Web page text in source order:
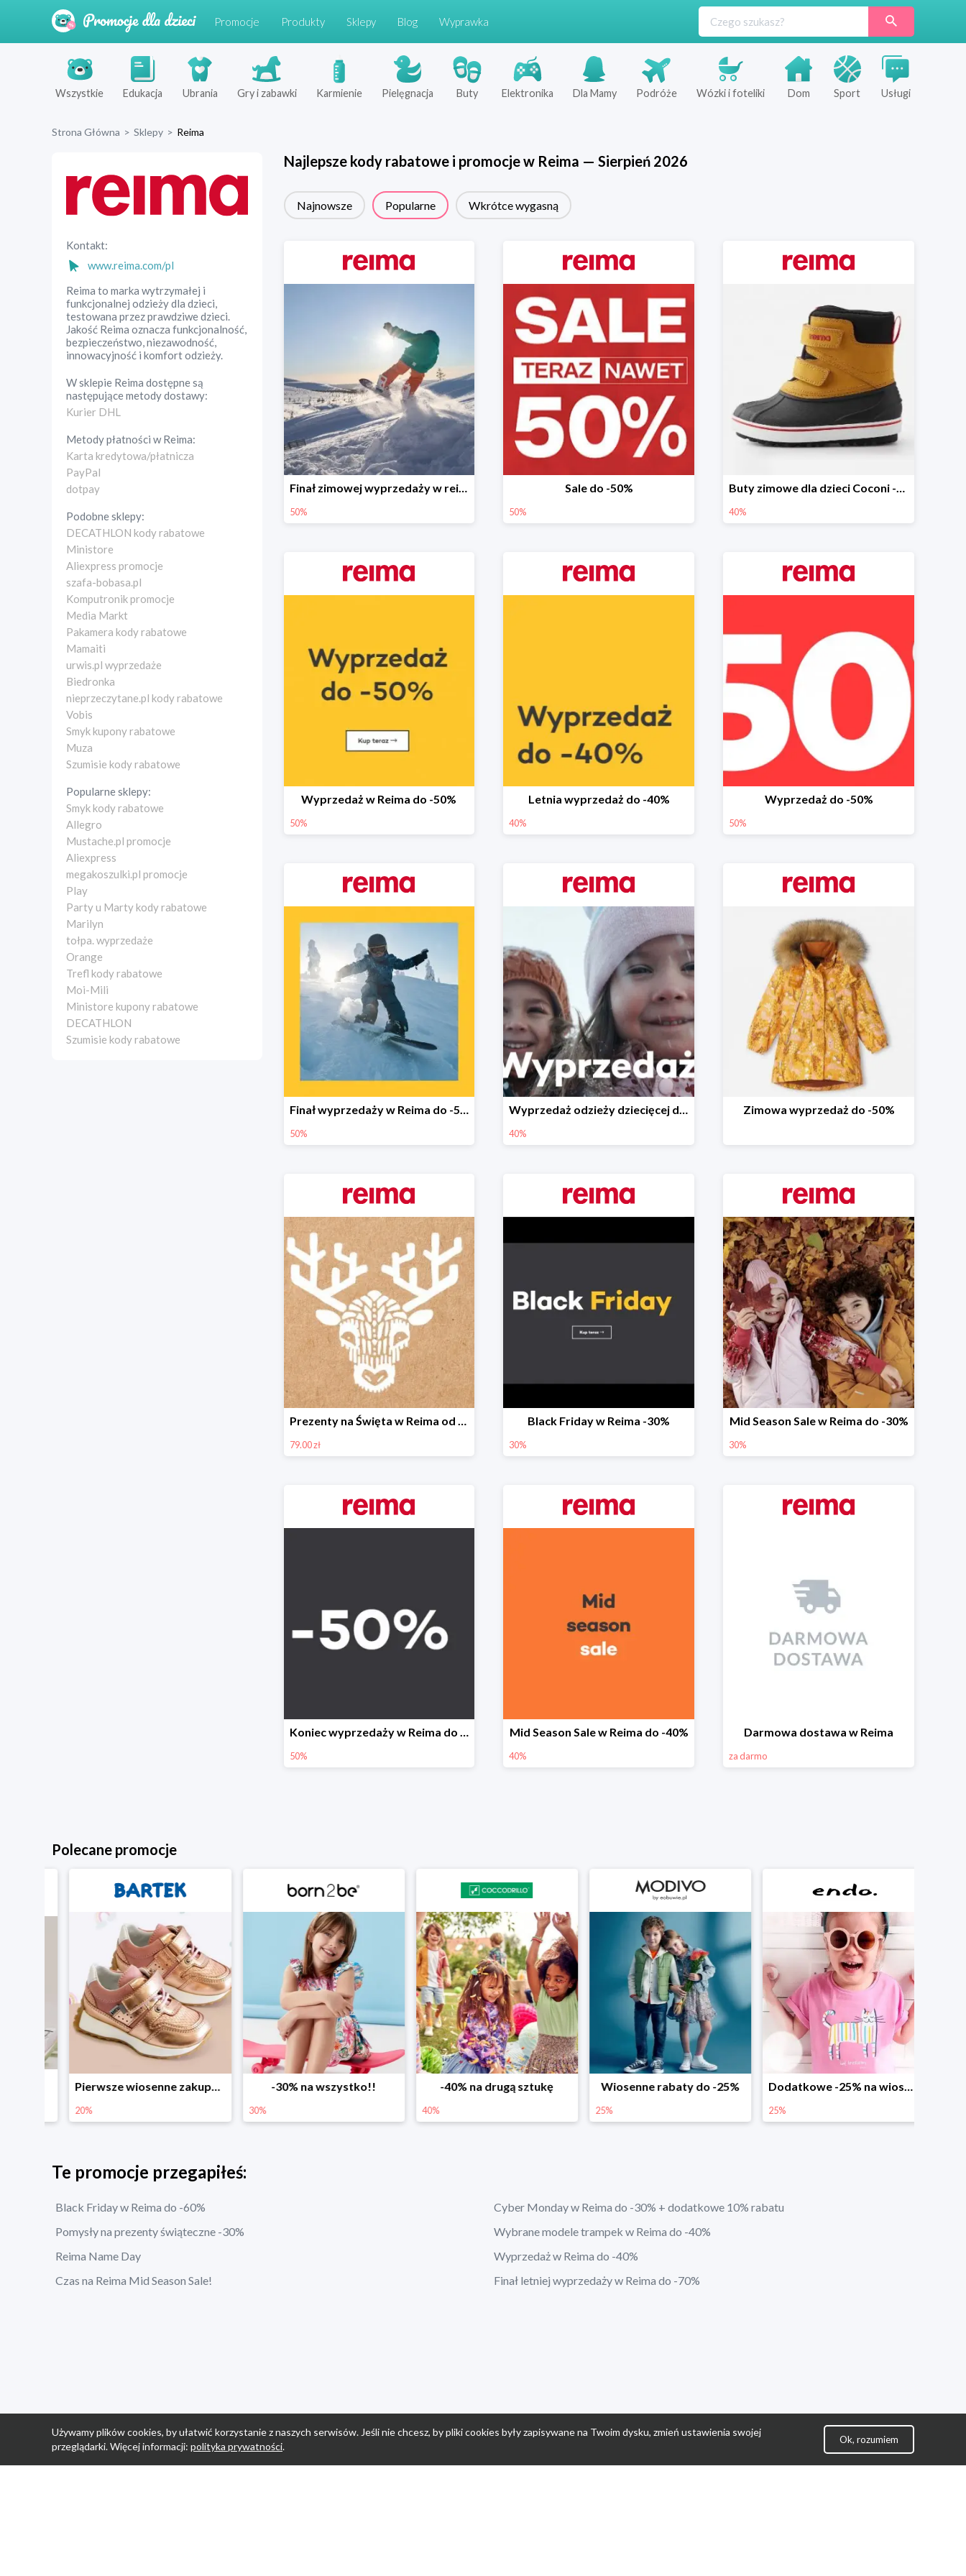
Promocje Produkty Sklepy Blog Wyprawka
Wszystkie Edukacja Ubrania Gry i zabawki Karmienie Pielęgnacja Buty Elektronika Dla Mamy Podróże Wózki i foteliki Dom Sport Usługi
Strona Główna > Sklepy > Reima
Kontakt:
www.reima.com/pl
Reima to marka wytrzymałej i
funkcjonalnej odzieży dla dzieci,
testowana przez prawdziwe dzieci.
Jakość Reima oznacza funkcjonalność,
bezpieczeństwo, niezawodność,
innowacyjność i komfort odzieży.
W sklepie Reima dostępne są
następujące metody dostawy:
Kurier DHL
Metody płatności wReima:
Karta kredytowa/płatnicza
PayPal
dotpay
Podobne sklepy:
DECATHLON kody rabatowe
Ministore
Aliexpress promocje
szafa-bobasa.pl
Komputronik promocje
Media Markt
Pakamera kody rabatowe
Mamaiti
urwis.pl wyprzedaże
Biedronka
nieprzeczytane.pl kody rabatowe
Vobis
Smyk kupony rabatowe
Muza
Szumisie kody rabatowe
Popularne sklepy:
Smyk kody rabatowe
Allegro
Mustache.pl promocje
Aliexpress
megakoszulki.pl promocje
Play
Party u Marty kody rabatowe
Marilyn
tołpa. wyprzedaże
Orange
Trefl kody rabatowe
Moi-Mili
Ministore kupony rabatowe
DECATHLON
Szumisie kody rabatowe
Najlepsze kody rabatowe i promocje w Reima — Sierpień 2026
Najnowsze Popularne Wkrótce wygasną
Finał zimowej wyprzedaży w reima!
50%
Sale do -50%
50%
Buty zimowe dla dzieci Coconi -40%
40%
Wyprzedaż w Reima do -50%
50%
Letnia wyprzedaż do -40%
40%
Wyprzedaż do -50%
50%
Finał wyprzedaży w Reima do -50%
50%
Wyprzedaż odzieży dziecięcej do -40%
40%
Zimowa wyprzedaż do -50%
Prezenty na Święta w Reima od 79,00 zł
79.00 zł
Black Friday w Reima -30%
30%
Mid Season Sale w Reima do -30%
30%
Koniec wyprzedaży w Reima do -50%
50%
Mid Season Sale w Reima do -40%
40%
Darmowa dostawa w Reima
za darmo
Polecane promocje
Pierwsze wiosenne zakupy -20% -30% na wszystko!! -40% na drugą sztukę Wiosenne rabaty do -25% Dodatkowe -25% na wiosenne nowości
Te promocje przegapiłeś:
Black Friday w Reima do -60%
Cyber Monday w Reima do -30% + dodatkowe 10% rabatu
Pomysły na prezenty świąteczne -30%
Wybrane modele trampek w Reima do -40%
Reima Name Day
Wyprzedaż w Reima do -40%
Czas na Reima Mid Season Sale!
Finał letniej wyprzedaży w Reima do -70%
Używamy plików cookies, by ułatwić korzystanie z naszych serwisów. Jeśli nie chcesz, by pliki cookies były zapisywane na Twoim dysku, zmień ustawienia swojej
przeglądarki. Więcej informacji: polityka prywatności.
Ok, rozumiem